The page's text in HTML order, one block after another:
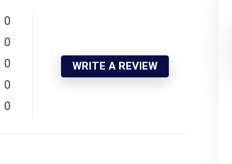
0
0
0
0
0
WRITE A REVIEW